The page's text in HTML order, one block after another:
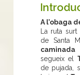
A l’obaga
La ruta
de Santa
segueix el
de pujada,